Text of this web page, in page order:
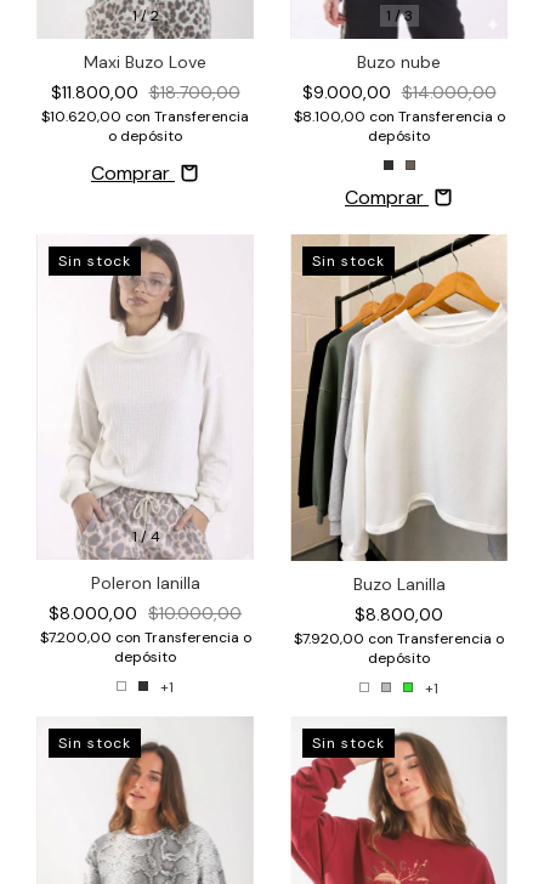
1/2
Maxi Buzo Love
$11.800,00 $18.700,00
$10.620,00 con Transferencia
o depósito
Comprar
1 /3
Buzo nube
$9.000,00 $14.000,00
$8.100,00 con Transferencia o
depósito
Comprar
1/4
Sin stock
Poleron lanilla
$8.000,00 $10.000,00
$7.200,00 con Transferencia o
depósito
+1
Sin stock
Buzo Lanilla
$8.800,00
$7.920,00 con Transferencia o
depósito
+1
Sin stock Sin stock